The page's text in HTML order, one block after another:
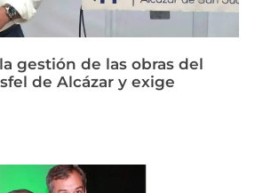
gestión de las obras del
de Alcázar y exige